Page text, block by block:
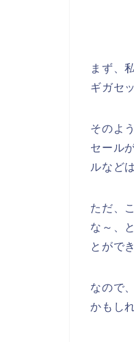
まず、
ギガセ
そのよ
セール
ルなど
ただ、
な～、
とがで
なので
かもし